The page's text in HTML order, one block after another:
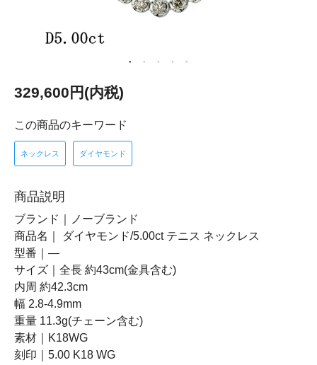
329,600円(内税)
この商品のキーワード
ネックレス ダイヤモンド
商品説明
ブランド｜ノーブランド
商品名｜ ダイヤモンド/5.00ct テニス ネックレス
型番｜―
サイズ｜全長 約43cm(金具含む)
内周 約42.3cm
幅 2.8-4.9mm
重量 11.3g(チェーン含む)
素材｜K18WG
刻印｜5.00 K18 WG